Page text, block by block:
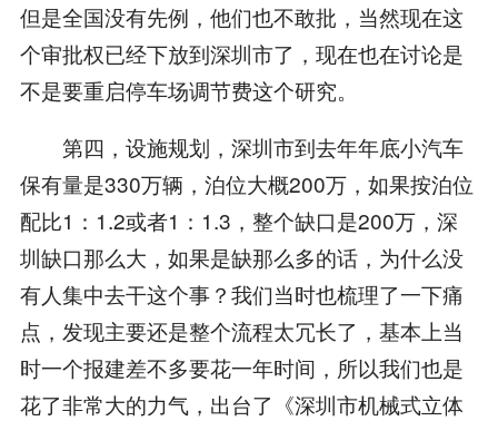
但是全国没有先例，他们也不敢批，当然现在这
个审批权已经下放到深圳市了，现在也在讨论是
不是要重启停车场调节费这个研究。
第四，设施规划，深圳市到去年年底小汽车
保有量是330万辆，泊位大概200万，如果按泊位
配比1：1.2或者1：1.3，整个缺口是200万，深
圳缺口那么大，如果是缺那么多的话，为什么没
有人集中去干这个事？我们当时也梳理了一下痛
点，发现主要还是整个流程太冗长了，基本上当
时一个报建差不多要花一年时间，所以我们也是
花了非常大的力气，出台了《深圳市机械式立体